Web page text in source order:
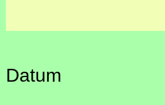
Datum